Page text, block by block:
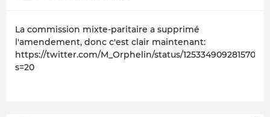
La commission mixte-paritaire a supprimé
l'amendement, donc c'est clair maintenant:
https://twitter.com/M_Orphelin/status/
s=20